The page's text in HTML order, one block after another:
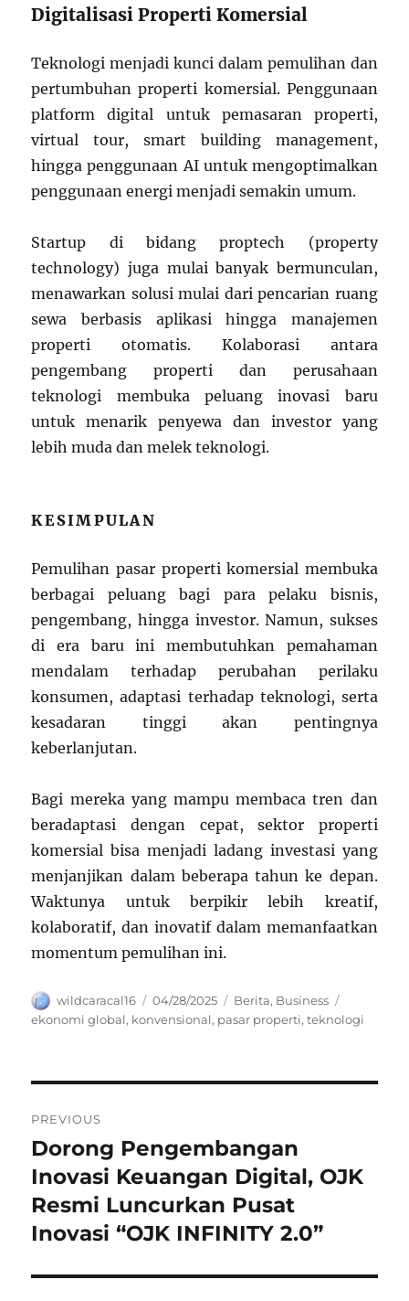
Digitalisasi Properti Komersial
Teknologi menjadi kunci dalam pemulihan dan
pertumbuhan properti komersial. Penggunaan
platform digital untuk pemasaran properti,
virtual tour, smart building management,
hingga penggunaan AI untuk mengoptimalkan
penggunaan energi menjadi semakin umum.
Startup di bidang proptech (property
technology) juga mulai banyak bermunculan,
menawarkan solusi mulai dari pencarian ruang
sewa berbasis aplikasi hingga manajemen
properti otomatis. Kolaborasi antara
pengembang properti dan perusahaan
teknologi membuka peluang inovasi baru
untuk menarik penyewa dan investor yang
lebih muda dan melek teknologi.
KESIMPULAN
Pemulihan pasar properti komersial membuka
berbagai peluang bagi para pelaku bisnis,
pengembang, hingga investor. Namun, sukses
di era baru ini membutuhkan pemahaman
mendalam terhadap perubahan perilaku
konsumen, adaptasi terhadap teknologi, serta
kesadaran tinggi akan pentingnya
keberlanjutan.
Bagi mereka yang mampu membaca tren dan
beradaptasi dengan cepat, sektor properti
komersial bisa menjadi ladang investasi yang
menjanjikan dalam beberapa tahun ke depan.
Waktunya untuk berpikir lebih kreatif,
kolaboratif, dan inovatif dalam memanfaatkan
momentum pemulihan ini.
Author
wildcaracal16
Posted
on
04/28/2025 Categories
Berita, Business
ekonomi global, konvensional, pasar properti,teknologi
pos
PREVIOUS
Previous
post:
Dorong Pengembangan
Inovasi Keuangan Digital, OJK
Resmi Luncurkan Pusat
Inovasi “OJK INFINITY 2.0”